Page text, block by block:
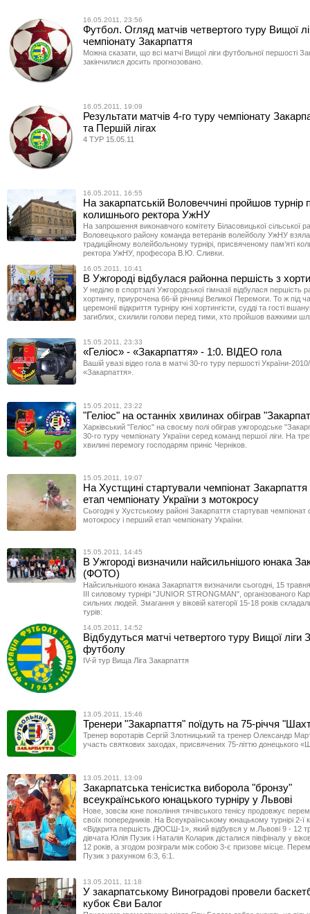
16.05.2011, 23:56
Футбол. Огляд матчів четвертого туру Вищої
чемпіонату Закарпаття
Можна сказати, що всі матчі Вищої ліги футбольної першості
закінчилися досить прогнозовано.
16.05.2011, 19:09
Результати матчів 4-го туру чемпіонату
та Першій лігах
4 ТУР 15.05.11
16.05.2011, 16:55
На закарпатській Воловеччині пройшов турнір
колишнього ректора УжНУ
На запрошення виконавчого комітету Біласовицької сільської
Воловецького району команда ветеранів волейболу УжНУ
традиційному волейбольному турнірі, присвяченому пам’яті
ректора УжНУ, професора В.Ю. Сливки.
16.05.2011, 10:41
В Ужгороді відбулася районна першість з
У неділю в спортзалі Ужгородської гімназії відбулася першість
хортингу, приурочена 66-ій річниці Великої Перемоги. То ж під
церемонії відкриття турніру юні хортингісти, судді та гості
загиблих, схилили голови перед тими, хто пройшов важкими
15.05.2011, 23:33
«Геліос» - «Закарпаття» - 1:0. ВІДЕО гола
Вашій увазі відео гола в матчі 30-го туру першості України-
«Закарпаття».
15.05.2011, 23:22
"Геліос" на останніх хвилинах обіграв
Харківський "Геліос" на своєму полі обіграв ужгородське
30-го туру чемпіонату України серед команд першої ліги. На
хвилині перемогу господарям приніс Черніков.
15.05.2011, 19:07
На Хустщині стартували чемпіонат Закарпаття
етап чемпіонату України з мотокросу
Сьогодні у Хустському районі Закарпаття стартував чемпіонат
мотокросу і перший етап чемпіонату України.
15.05.2011, 14:45
В Ужгороді визначили найсильнішого юнака
(ФОТО)
Найсильнішого юнака Закарпаття визначили сьогодні, 15
ІІІ силовому турнірі "JUNIOR STRONGMAN", організованого
сильних людей. Змагання у віковій категорії 15-18 років
турів:
14.05.2011, 14:52
Відбудуться матчі четвертого туру Вищої ліги
футболу
IV-й тур Вища Ліга Закарпаття
13.05.2011, 15:46
Тренери "Закарпаття" поїдуть на 75-річчя
Тренер воротарів Сергій Злотницький та тренер Олександр
участь святкових заходах, присвячених 75-літтю донецького
13.05.2011, 13:09
Закарпатська тенісистка виборола "бронзу"
всеукраїнського юнацького турніру у Львові
Нове, зовсім юне покоління тячівського тенісу продовжує
своїх попередників. На Всеукраїнському юнацькому турнірі 2-ї
«Відкрита першість ДЮСШ-1», який відбувся у м.Львові 9 - 12
дівчата Юлія Пузик і Наталія Коларик дісталися півфіналу у
12 років, а згодом розіграли між собою 3-є призове місце.
Пузик з рахунком 6:3, 6:1.
13.05.2011, 11:18
У закарпатському Виноградові провели
кубок Єви Балог